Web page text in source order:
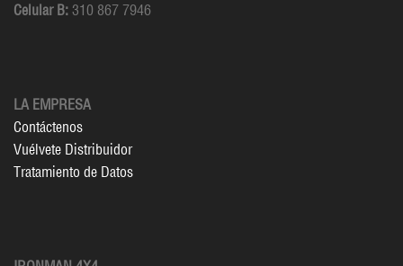
Celular B: 310 867 7946
LA EMPRESA
Contáctenos
Vuélvete Distribuidor
Tratamiento de Datos